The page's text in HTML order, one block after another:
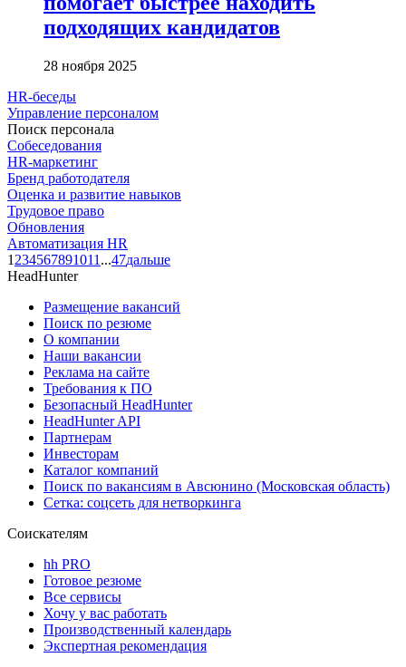
подходящих кандидатов
28 ноября 2025
HR-беседы
Управление персоналом
Поиск персонала
Собеседования
HR-маркетинг
Бренд работодателя
Оценка и развитие навыков
Трудовое право
Обновления
Автоматизация HR
1 234567891011 ...47дальше
HeadHunter
Размещение вакансий
Поиск по резюме
О компании
Наши вакансии
Реклама на сайте
Требования к ПО
Безопасный HeadHunter
HeadHunter API
Партнерам
Инвесторам
Каталог компаний
Поиск по вакансиям в Авсюнино (Московская область)
Сетка: соцсеть для нетворкинга
Соискателям
hh PRO
Готовое резюме
Все сервисы
Хочу у вас работать
Производственный календарь
Экспертная рекомендация